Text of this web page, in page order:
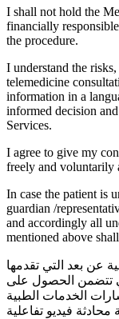
I shall not hold the
financially
the procedure.
I understand the
telemedicine
information in a
informed decision
Services.
I agree to give my
freely and voluntarily
In case the patient is
guardian /
and accordingly all
mentioned above
عن بعد التي تقدمها
تتضمن الحصول على
الخدمات الطبية